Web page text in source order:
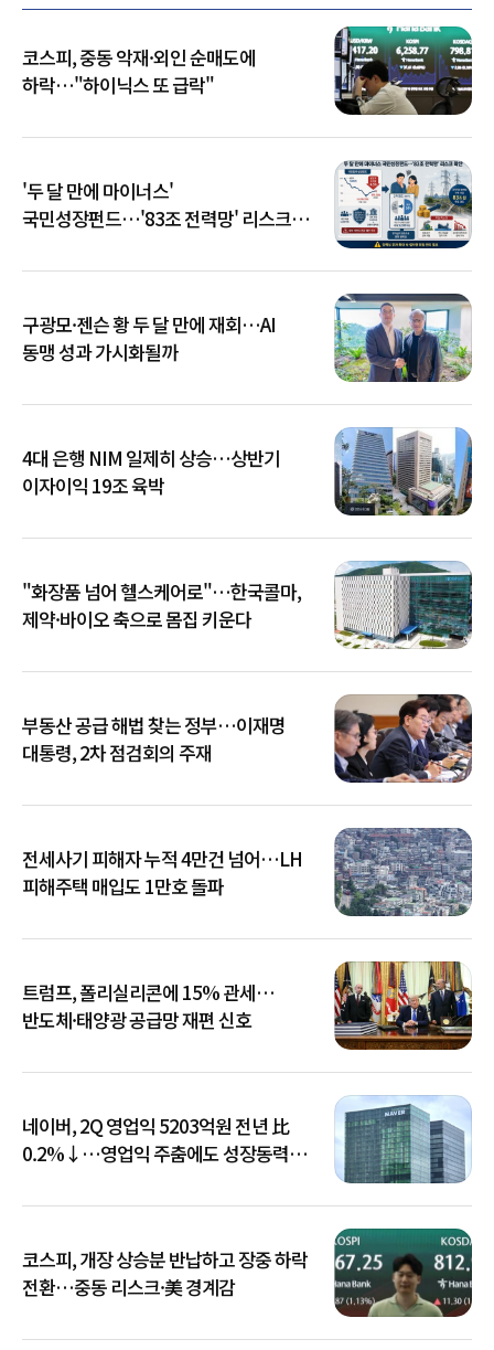
코스피, 중동 악재·외인 순매도에
하락…"하이닉스 또 급락"
'두 달 만에 마이너스'
국민성장펀드…'83조 전력망' 리스크
구광모·젠슨 황 두 달 만에 재회…AI
동맹 성과 가시화될까
4대 은행 NIM 일제히 상승…상반기
이자이익 19조 육박
"화장품 넘어 헬스케어로"…한국콜마,
제약·바이오 축으로 몸집 키운다
부동산 공급 해법 찾는 정부…이재명
대통령, 2차 점검회의 주재
전세사기 피해자 누적 4만건 넘어…LH
피해주택 매입도 1만호 돌파
트럼프, 폴리실리콘에 15% 관세…
반도체·태양광 공급망 재편 신호
네이버, 2Q 영업익 5203억원 전년 比
0.2%↓…영업익 주춤에도 성장동력
코스피, 개장 상승분 반납하고 장중 하락
전환…중동 리스크·美 경계감